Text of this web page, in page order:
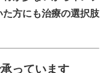
方にも治療の選択肢
っています